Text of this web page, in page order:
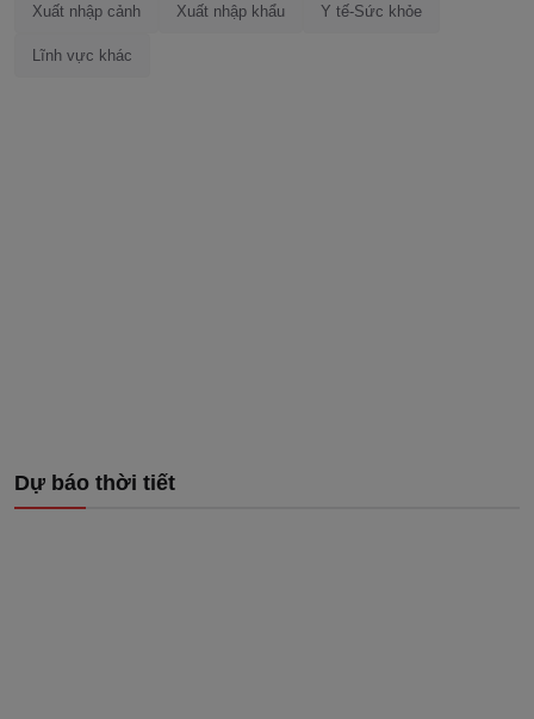
Xuất nhập cảnh Xuất nhập khẩu Y tế-Sức khỏe
Lĩnh vực khác
Dự báo thời tiết